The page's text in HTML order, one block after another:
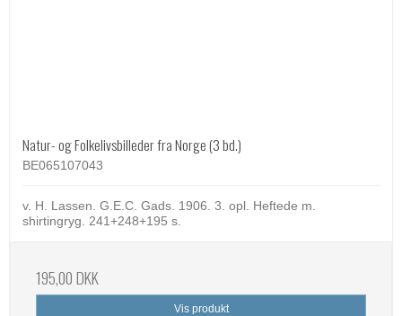
Natur- og Folkelivsbilleder fra Norge (3 bd.)
BE065107043
v. H. Lassen. G.E.C. Gads. 1906. 3. opl. Heftede m.
shirtingryg. 241+248+195 s.
195,00 DKK
Vis produkt